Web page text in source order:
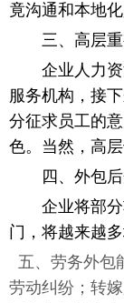
竟沟通和本地
三、高层
企业人力资源
服务机构，接
分征求员工的
色。当然，高
四 、外包
企业将部分功
门，将越来越
五、劳务外包
劳动纠纷；转